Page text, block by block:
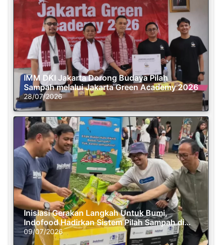
IMM DKI Jakarta Dorong Budaya Pilah
Sampah melalui Jakarta Green Academy 2026
28/07/2026
Inisiasi Gerakan Langkah Untuk Bumi,
Indofood Hadirkan Sistem Pilah Sampah di
Semasa Piknik
09/07/2026